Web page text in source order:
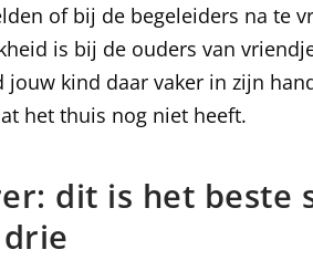
of bij de begeleiders na te
is bij de ouders van
jouw kind daar vaker in zijn
het thuis nog niet heeft.
dit is het beste